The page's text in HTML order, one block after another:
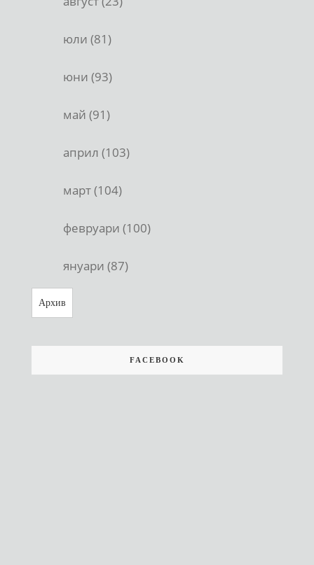
юли (81)
юни (93)
май (91)
април (103)
март (104)
февруари (100)
януари (87)
Архив
FACEBOOK